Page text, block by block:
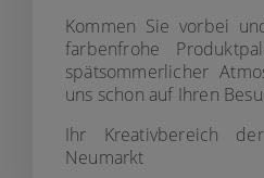
Kommen Sie vorbei
farbenfrohe
spätsommerlicher
uns schon auf Ihren
Ihr Kreativbereich der
Neumarkt